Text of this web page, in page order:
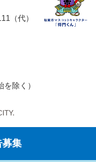
（代）
を除く）
募集